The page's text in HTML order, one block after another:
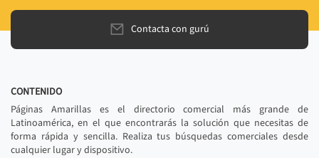
Contacta con gurú
CONTENIDO
Páginas Amarillas es el directorio comercial más grande de
Latinoamérica, en el que encontrarás la solución que necesitas de
forma rápida y sencilla. Realiza tus búsquedas comerciales desde
cualquier lugar y dispositivo.